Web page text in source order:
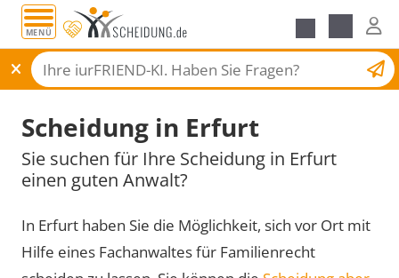
MENÜ
Scheidungsantrag
Scheidung in Erfurt
Sie suchen für Ihre Scheidung in Erfurt
einen guten Anwalt?
In Erfurt haben Sie die Möglichkeit, sich vor Ort mit
Hilfe eines Fachanwaltes für Familienrecht